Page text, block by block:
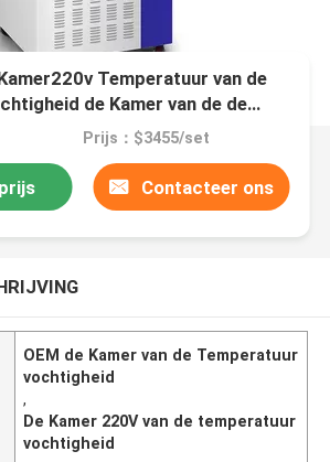
Temperatuur van de
de Kamer van de de
Prijs：$3455/set
Contacteer ons
OEM de Kamer van de Temperatuur
vochtigheid
,
De Kamer 220V van de temperatuur
vochtigheid